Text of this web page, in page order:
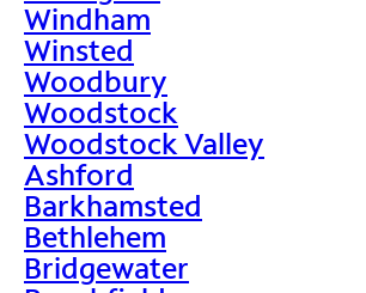
Windham
Winsted
Woodbury
Woodstock
Woodstock Valley
Ashford
Barkhamsted
Bethlehem
Bridgewater